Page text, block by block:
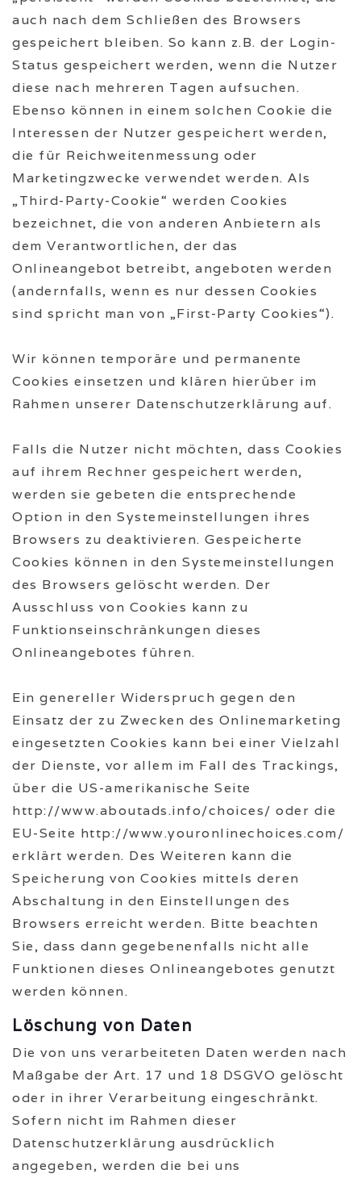
auch nach dem Schließen des Browsers
gespeichert bleiben. So kann z.B. der Login-
Status gespeichert werden, wenn die Nutzer
diese nach mehreren Tagen aufsuchen.
Ebenso können in einem solchen Cookie die
Interessen der Nutzer gespeichert werden,
die für Reichweitenmessung oder
Marketingzwecke verwendet werden. Als
„Third-Party-Cookie“ werden Cookies
bezeichnet, die von anderen Anbietern als
dem Verantwortlichen, der das
Onlineangebot betreibt, angeboten werden
(andernfalls, wenn es nur dessen Cookies
sind spricht man von „First-Party Cookies“).
Wir können temporäre und permanente
Cookies einsetzen und klären hierüber im
Rahmen unserer Datenschutzerklärung auf.
Falls die Nutzer nicht möchten, dass Cookies
auf ihrem Rechner gespeichert werden,
werden sie gebeten die entsprechende
Option in den Systemeinstellungen ihres
Browsers zu deaktivieren. Gespeicherte
Cookies können in den Systemeinstellungen
des Browsers gelöscht werden. Der
Ausschluss von Cookies kann zu
Funktionseinschränkungen dieses
Onlineangebotes führen.
Ein genereller Widerspruch gegen den
Einsatz der zu Zwecken des Onlinemarketing
eingesetzten Cookies kann bei einer Vielzahl
der Dienste, vor allem im Fall des Trackings,
über die US-amerikanische Seite
http://www.aboutads.info/choices/ oder die
EU-Seite http://www.youronlinechoices.com/
erklärt werden. Des Weiteren kann die
Speicherung von Cookies mittels deren
Abschaltung in den Einstellungen des
Browsers erreicht werden. Bitte beachten
Sie, dass dann gegebenenfalls nicht alle
Funktionen dieses Onlineangebotes genutzt
werden können.
Löschung von Daten
Die von uns verarbeiteten Daten werden nach
Maßgabe der Art. 17 und 18 DSGVO gelöscht
oder in ihrer Verarbeitung eingeschränkt.
Sofern nicht im Rahmen dieser
Datenschutzerklärung ausdrücklich
angegeben, werden die bei uns